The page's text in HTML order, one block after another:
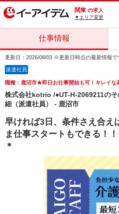
関東 の求人
▼エリア変更
仕事情報
更新日：2026/08/03 ※更新日時点の最新情報で
派遣社員
職種：鹿沼市★即日お仕事開始も可！キレイ
株式会社kotrio /●UT-H-2069211の
細（派遣社員） - 鹿沼市
早ければ3日、条件さえ合え
ま仕事スタートもできる！
＊